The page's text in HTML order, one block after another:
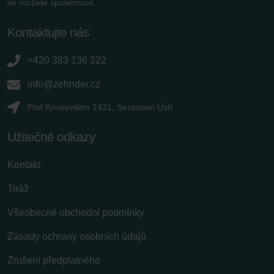
Zehnder Group Sales International: Privacy Policy
Zehnder Polska Sp. z o.o.: Oświadczenie o ochronie
Zehnder Group UK Limited: Privacy Policy
se můžete spolehnout.
Kontaktujte nás
+420 383 136 222
info@zehnder.cz
Pod Kovosvitem 1431, Sezimovo Ústí
Užitečné odkazy
Kontakt
Tiráž
Všeobecné obchodní podmínky
Zásady ochrany osobních údajů
Zrušení předplatného